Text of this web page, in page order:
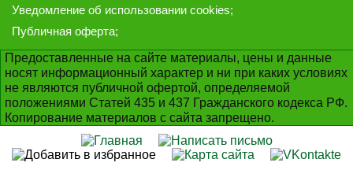
Уведомление об использовании cookies;
Публичная оферта;
Предоставленные на сайте материалы, цены и данные
носят информационный характер и ни при каких условиях
не являются публичной офертой, определяемой
положениями Статей 435 и 437 Гражданского кодекса РФ.
Копирование материалов с сайта запрещено.